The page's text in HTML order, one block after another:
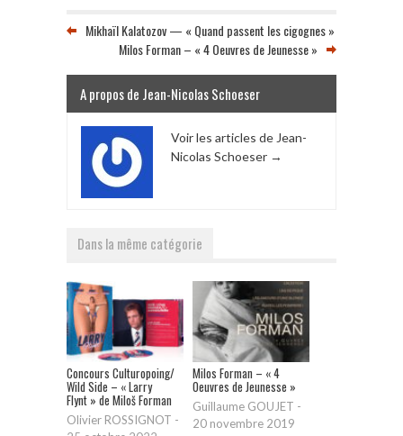
Mikhaïl Kalatozov — « Quand passent les cigognes »
Milos Forman – « 4 Oeuvres de Jeunesse »
A propos de Jean-Nicolas Schoeser
Voir les articles de Jean-
Nicolas Schoeser →
Dans la même catégorie
Concours Culturopoing/
Wild Side – « Larry
Flynt » de Miloš Forman
Olivier ROSSIGNOT -
Milos Forman – « 4
Oeuvres de Jeunesse »
Guillaume GOUJET -
20 novembre 2019